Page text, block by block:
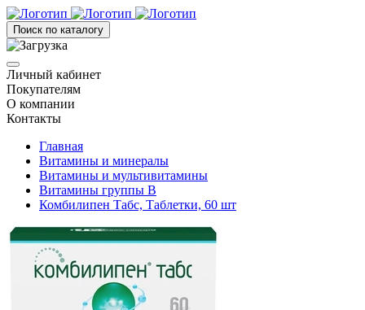
Поиск по каталогу
Личный кабинет
Покупателям
О компании
Контакты
Главная
Витамины и минералы
Витамины и мультивитамины
Витамины группы B
Комбилипен Табс, Таблетки, 60 шт